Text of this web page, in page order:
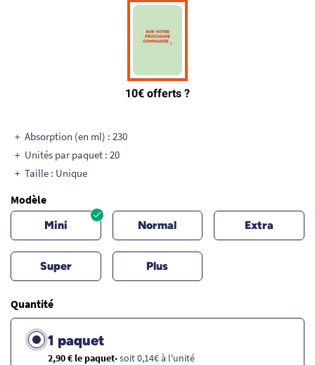
Absorption (en ml) : 230
Unités par paquet : 20
Taille : Unique
Modèle
Mini Normal Extra
Super Plus
Quantité
1 paquet
2,90 € le paquet• soit 0,14€ à l'unité